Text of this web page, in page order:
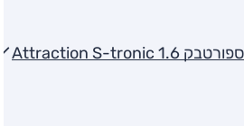
ספורטבק Attraction S-tronic 1.6